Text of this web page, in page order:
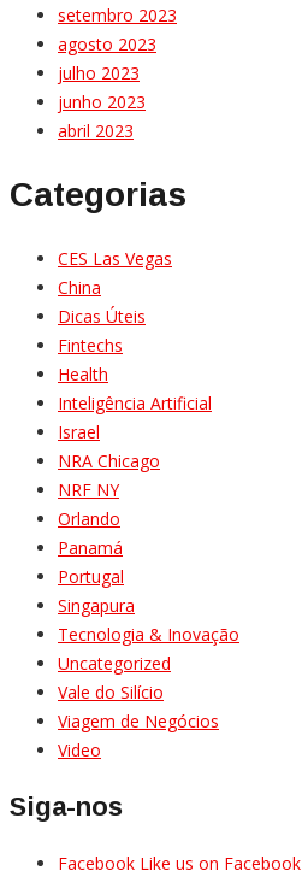
setembro 2023
agosto 2023
julho 2023
junho 2023
abril 2023
Categorias
CES Las Vegas
China
Dicas Úteis
Fintechs
Health
Inteligência Artificial
Israel
NRA Chicago
NRF NY
Orlando
Panamá
Portugal
Singapura
Tecnologia & Inovação
Uncategorized
Vale do Silício
Viagem de Negócios
Video
Siga-nos
Facebook Like us on Facebook